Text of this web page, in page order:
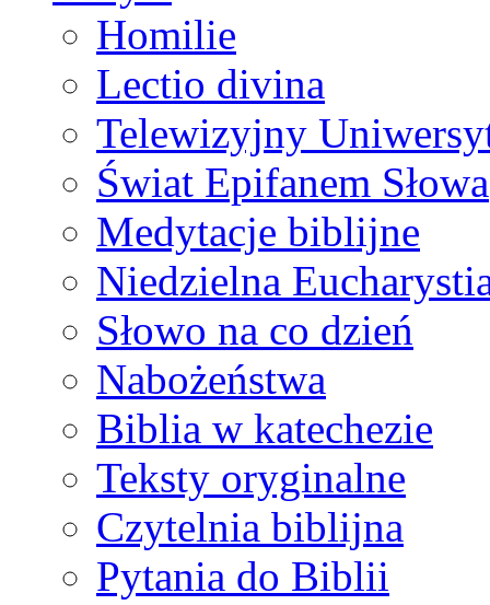
Homilie
Lectio divina
Telewizyjny
Świat Epifanem Słowa
Medytacje biblijne
Niedzielna
Słowo na co dzień
Nabożeństwa
Biblia w katechezie
Teksty oryginalne
Czytelnia biblijna
Pytania do Biblii